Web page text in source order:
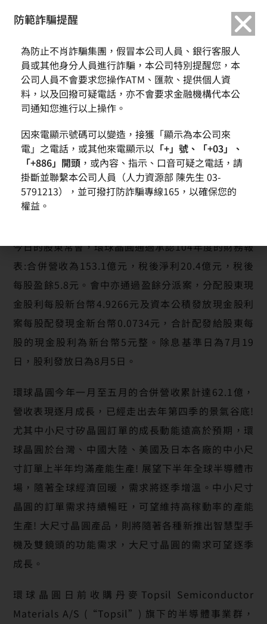
環球晶圓105年股東常會 通過發放現金股利5元
活館召開105年股東常會，會中承認104年度的營業報
告書及財務報表，並通過配發給股東現金股利每股新
台幣5元。環球晶圓自2011年成立以來，連續3年皆發
放超過5元以上的現金股利，將亮麗的經營成果回饋給
所有的股東，以感謝股東的支持!
今日的股東常會，環球晶圓通過承認104年度的財務報
表:合併營收為153.1億元，稅後淨利20.4億元，稅後
每股盈餘5.8元。會中亦通過盈餘分派案，分配股東現
金股利每股新台幣4.9266元及資本公積發放現金股利
案每股配發現金新台幣0.0734元，合計配發給股東每
股的現金股利為新台幣5元整。除息基準日為7月19
日，股利發放日為8月5日。
環球晶圓今年一月至五月的合併營收累計達62.1億，
營收表現逐月成長，已經走出去年第四季的景氣谷底!
尤其中小尺寸矽晶圓訂單的成長動能遠高於預期，環
球晶圓於台灣、中國大陸、美國及日本各廠的中小尺
寸訂單上半年均滿產能生產! 展望下半年全球半導體市
場，隨著全球經濟回暖，需求將逐季增溫。中小尺寸
晶圓的訂單需求持續暢旺，可望維持高稼動率的產能
生產! 大尺寸晶圓產品，則將隨著各種新推出智慧型手
機及雙鏡頭的功能需求，大尺寸晶圓的需求可望逐季
成長。
環球晶圓日前收購丹麥Topsil Semiconductor
Materials A/S (“Topsil”) 旗下的半導體事業群，
防範詐騙提醒
為防止不肖詐騙集團，假冒本公司人員、銀行客服人
員或其他身分人員進行詐騙，本公司特別提醒您，本
公司人員不會要求您操作ATM、匯款、提供個人資
料，以及回撥可疑電話，亦不會要求金融機構代本公
司通知您進行以上操作。
因來電顯示號碼可以變造，接獲「顯示為本公司來
電」之電話，或其他來電顯示以 「+」號、「+03」、
「+886」開頭 ，或內容、指示、口音可疑之電話，請
掛斷並聯繫本公司人員（人力資源部 陳先生 03-
5791213），並可撥打防詐騙專線165，以確保您的
權益。